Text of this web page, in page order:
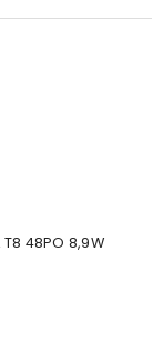
T8 48PO 8,9W